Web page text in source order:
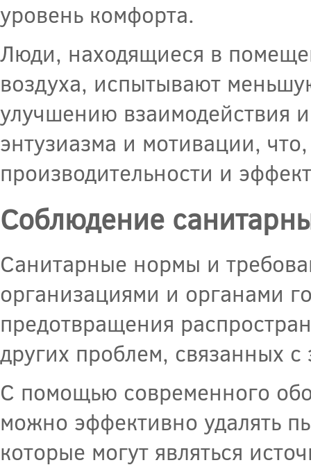
уровень комфорта.
Люди, находящиеся в
воздуха, испытывают
улучшению взаимодействия
энтузиазма и мотивации,
производительности и
Соблюдение
Санитарные нормы и
организациями и органами
предотвращения
других проблем, связанных
С помощью современного
можно эффективно удалять
которые могут являться